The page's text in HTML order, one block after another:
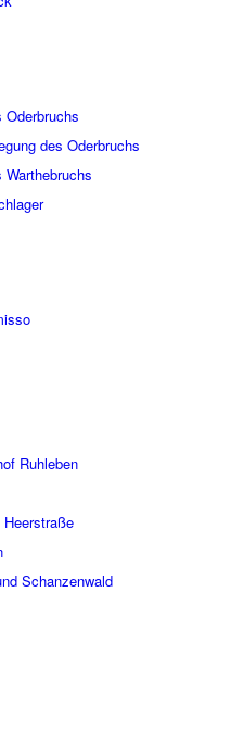
Oder­bruchs
des Oder­bruchs
Ruhle­ben
Schan­zen­wald